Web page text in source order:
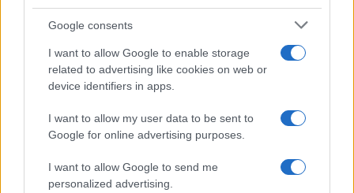
Google consents
I want to allow Google to enable storage
related to advertising like cookies on web or
device identifiers in apps.
I want to allow my user data to be sent to
Google for online advertising purposes.
I want to allow Google to send me
personalized advertising.
szabályzatot!
Open Orfű: mozgás, zene, közösség
Augusztus első hétvégéjén (augusztus 1-2.) a Pécsi-tó partja